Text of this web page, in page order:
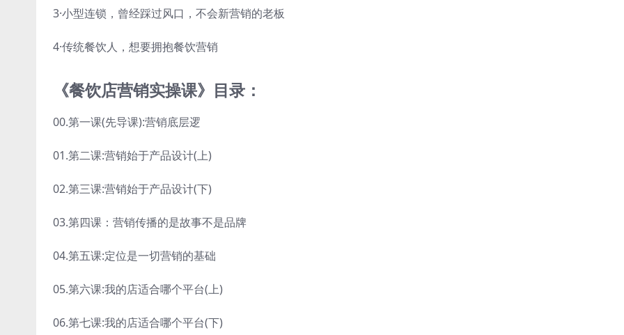
3·小型连锁，曾经踩过风口，不会新营销的老板
4·传统餐饮人，想要拥抱餐饮营销
《餐饮店营销实操课》目录：
00.第一课(先导课):营销底层逻
01.第二课:营销始于产品设计(上)
02.第三课:营销始于产品设计(下)
03.第四课：营销传播的是故事不是品牌
04.第五课:定位是一切营销的基础
05.第六课:我的店适合哪个平台(上)
06.第七课:我的店适合哪个平台(下)